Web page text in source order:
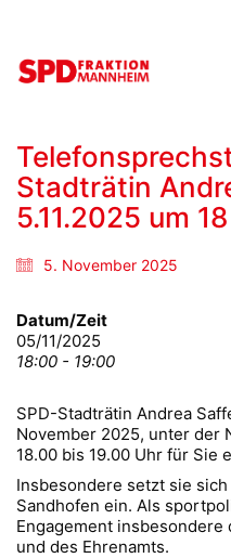
Stadträtin
5.11.2025 um
5. November 2025
Datum/Zeit
05/11/2025
18:00 - 19:00
SPD-Stadträtin Andrea
November 2025, unter der
18.00 bis 19.00 Uhr für Sie
Insbesondere setzt sie
Sandhofen ein. Als
Engagement
und des Ehrenamts.